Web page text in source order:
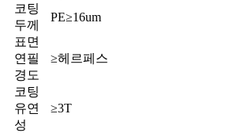
코팅
두께
PE≥16um
표면
연필
경도
≥헤르페스
코팅
유연
성
≥3T